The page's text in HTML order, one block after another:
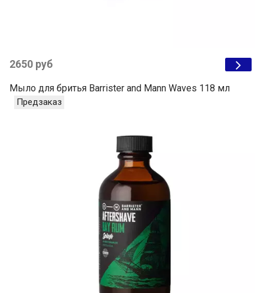
2650 руб
Мыло для бритья Barrister and Mann Waves 118 мл
Предзаказ